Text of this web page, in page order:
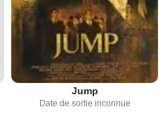
Jump
Date de sortie inconnue